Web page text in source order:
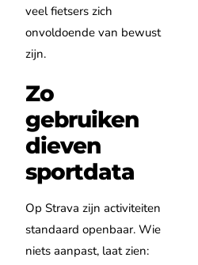
veel fietsers zich
onvoldoende van bewust
zijn.
Zo
gebruiken
dieven
sportdata
Op Strava zijn activiteiten
standaard openbaar. Wie
niets aanpast, laat zien: